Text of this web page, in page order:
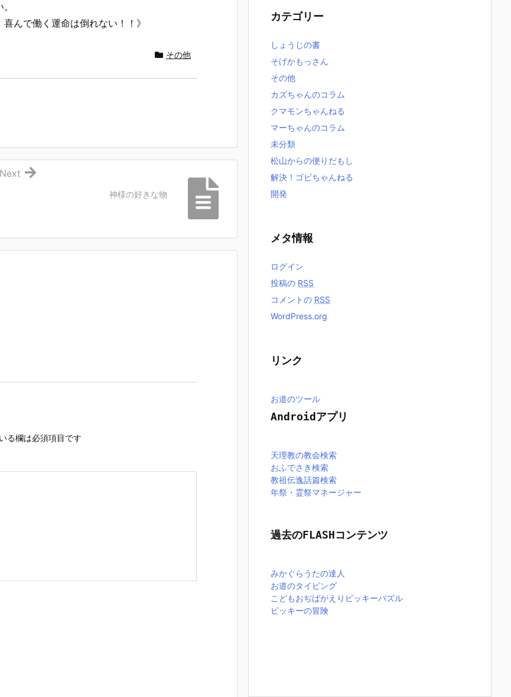
んで働く運命は倒れない！！》
その他
神様の好きな物
Next
る欄は必須項目です
ブ
カテゴリー
しょうじの書
そげかもっさん
その他
カズちゃんのコラム
クマモンちゃんねる
マーちゃんのコラム
未分類
松山からの便りだもし
解決！ゴビちゃんねる
開発
メタ情報
ログイン
投稿の RSS
コメントの RSS
WordPress.org
リンク
お道のツール
Androidアプリ
天理教の教会検索
おふでさき検索
教祖伝逸話篇検索
年祭・霊祭マネージャー
過去のFLASHコンテンツ
みかぐらうたの達人
お道のタイピング
こどもおぢばがえりピッキーパズル
ピッキーの冒険